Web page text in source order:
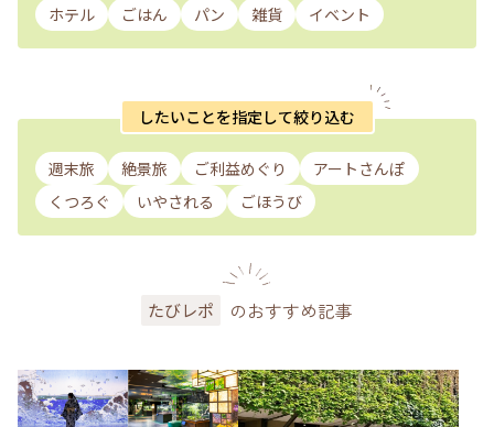
ホテル ごはん パン 雑貨 イベント
したいことを指定して絞り込む
週末旅 絶景旅 ご利益めぐり
アートさんぽ
くつろぐ
いやされる ごほうび
たびレポ のおすすめ記事